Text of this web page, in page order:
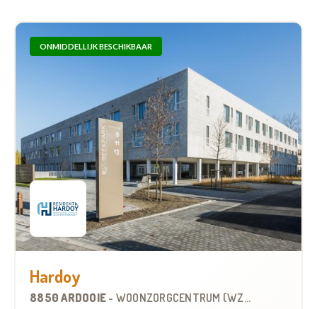
ONMIDDELLIJK BESCHIKBAAR
Hardoy
8850 ARDOOIE - WOONZORGCENTRUM (WZC)